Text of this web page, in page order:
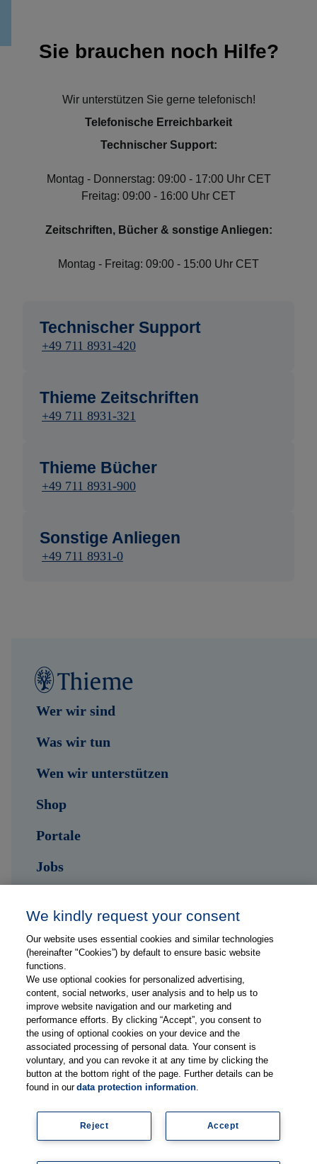
Sie brauchen noch Hilfe?
Wir unterstützen Sie gerne telefonisch!
Telefonische Erreichbarkeit
Technischer Support:
Montag - Donnerstag: 09:00 - 17:00 Uhr CET
Freitag: 09:00 - 16:00 Uhr CET
Zeitschriften, Bücher & sonstige Anliegen:
Montag - Freitag: 09:00 - 15:00 Uhr CET
Technischer Support
+49 711 8931-420
Thieme Zeitschriften
+49 711 8931-321
Thieme Bücher
+49 711 8931-900
Sonstige Anliegen
+49 711 8931-0
Wer wir sind
Was wir tun
Wen wir unterstützen
Shop
Portale
Jobs
Folge uns auf ...
Impressum
Datenschutzerklärung
FAQs
Mediadaten
Legal
We kindly request your consent
Our website uses essential cookies and similar technologies
(hereinafter "Cookies”) by default to ensure basic website
functions.
We use optional cookies for personalized advertising,
content, social networks, user analysis and to help us to
improve website navigation and our marketing and
performance efforts. By clicking “Accept”, you consent to
the using of optional cookies on your device and the
associated processing of personal data. Your consent is
voluntary, and you can revoke it at any time by clicking the
button at the bottom right of the page. Further details can be
found in ourdata protection information.
Accept
Reject